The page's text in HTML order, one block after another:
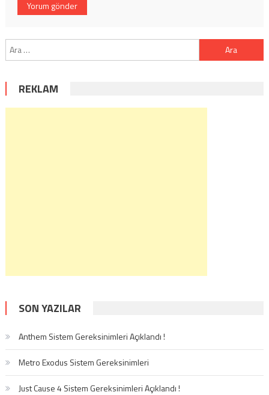
REKLAM
SON YAZILAR
Anthem Sistem Gereksinimleri Açıklandı !
Metro Exodus Sistem Gereksinimleri
Just Cause 4 Sistem Gereksinimleri Açıklandı !